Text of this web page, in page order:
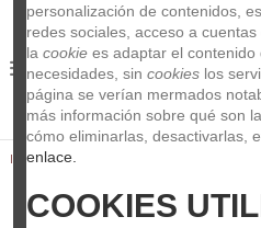
Inicio Sonido
personalización de contenidos,
redes sociales, acceso a
la cookie es adaptar el
necesidades, sin cookies los
página se verían mermados
más información sobre qué son
cómo eliminarlas, desactivarlas,
enlace.
COOKIES